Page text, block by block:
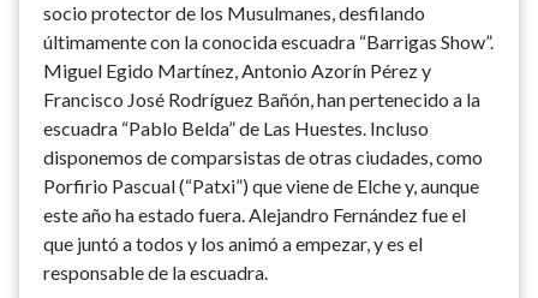
socio protector de los Musulmanes, desfilando
últimamente con la conocida escuadra “Barrigas Show”.
Miguel Egido Martínez, Antonio Azorín Pérez y
Francisco José Rodríguez Bañón, han pertenecido a la
escuadra “Pablo Belda” de Las Huestes. Incluso
disponemos de comparsistas de otras ciudades, como
Porfirio Pascual (“Patxi”) que viene de Elche y, aunque
este año ha estado fuera. Alejandro Fernández fue el
que juntó a todos y los animó a empezar, y es el
responsable de la escuadra.